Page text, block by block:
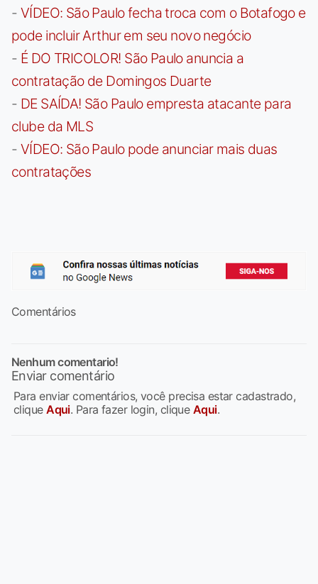
- VÍDEO: São Paulo fecha troca com o Botafogo e
pode incluir Arthur em seu novo negócio
- É DO TRICOLOR! São Paulo anuncia a
contratação de Domingos Duarte
- DE SAÍDA! São Paulo empresta atacante para
clube da MLS
- VÍDEO: São Paulo pode anunciar mais duas
contratações
Comentários
Nenhum comentario!
Enviar comentário
Para enviar comentários, você precisa estar cadastrado,
cliqueAqui. Para fazer login, clique Aqui.